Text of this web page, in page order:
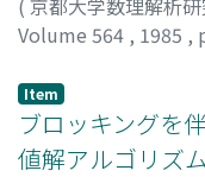
Volume 564 , 1985 ,
ケダ, ジュウキチ
Item
ブロッキングを
値解アルゴリズ